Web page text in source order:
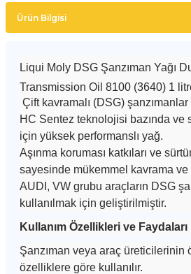
Ürün Bilgisi
Liqui Moly DSG Şanzıman Yağı
Transmission Oil 8100 (3640) 1
Çift kavramalı (DSG)
HC Sentez teknolojisi bazında ve
için yüksek performanslı yağ.
Aşınma koruması katkıları ve
sayesinde mükemmel kavrama ve
AUDI, VW grubu araçların DSG
kullanılmak için geliştirilmiştir.
Kullanım Özellikleri ve Faydaları
Şanzıman veya araç üreticilerinin
özelliklere göre kullanılır.